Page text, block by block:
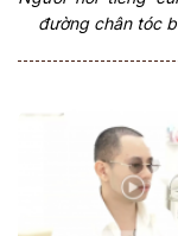
đường chân tóc